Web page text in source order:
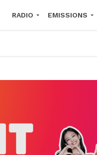
RADIO EMISSIONS